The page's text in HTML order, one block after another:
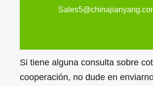
Si tiene alguna consulta sobre
cooperación, no dude en